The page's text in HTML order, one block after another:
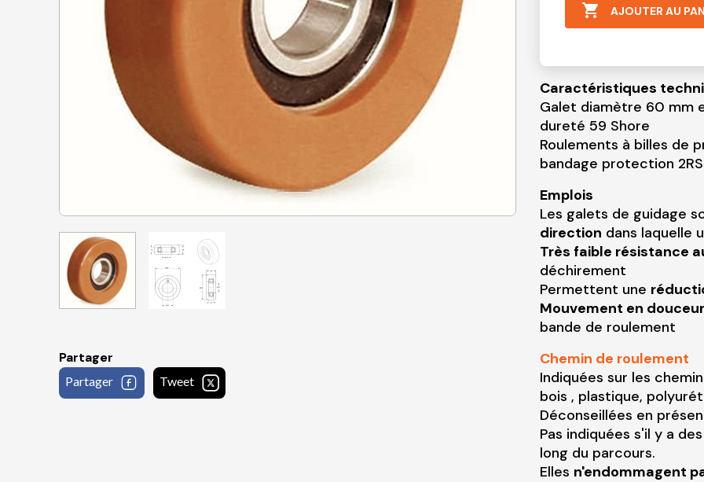
Partager
Partager Tweet
 AJOUTER AU
Caractéristiques
Galet diamètre 60 mm
dureté 59 Shore
Roulements à billes de
bandage protection 2RS
Emplois
Les galets de guidage
direction dans laquelle
Très faible résistance
déchirement
Permettent une
Mouvement en douceur
bande de roulement
Chemin de roulement
Indiquées sur les
bois , plastique,
Déconseillées en
Pas indiquées s'il y a
long du parcours.
Elles n'endommagent